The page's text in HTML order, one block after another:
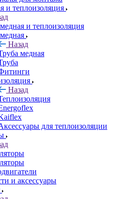
и теплоизоляция
и теплоизоляция
Назад
медная
Назад
для теплоизоляции
и аксессуары